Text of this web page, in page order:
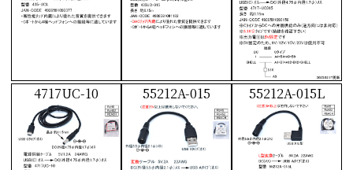
4717UC-10 55212A-015 55212A-015L